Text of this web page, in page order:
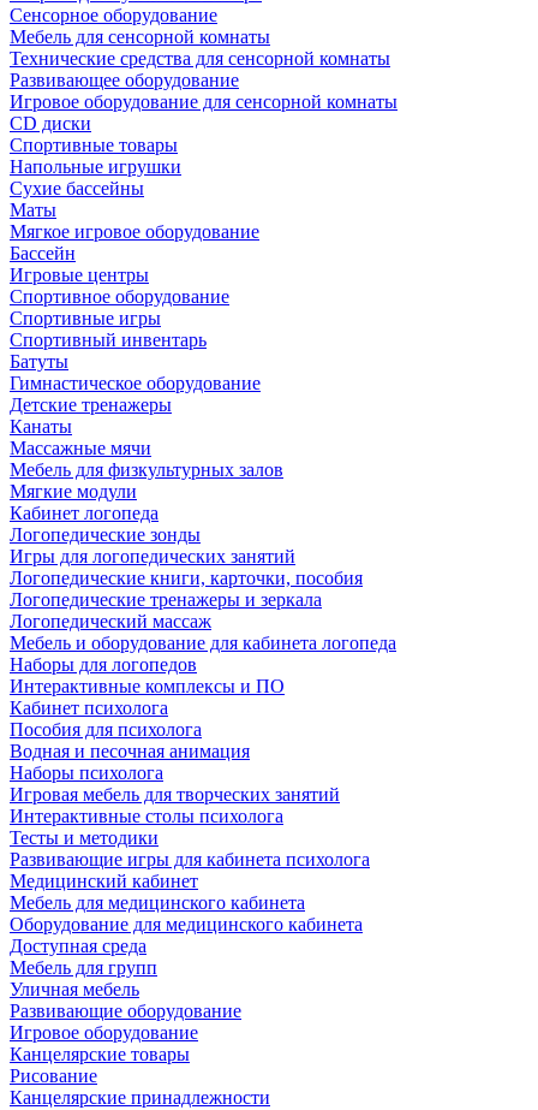
Сенсорное оборудование
Мебель для сенсорной комнаты
Технические средства для сенсорной комнаты
Развивающее оборудование
Игровое оборудование для сенсорной комнаты
CD диски
Спортивные товары
Напольные игрушки
Сухие бассейны
Маты
Мягкое игровое оборудование
Бассейн
Игровые центры
Спортивное оборудование
Спортивные игры
Спортивный инвентарь
Батуты
Гимнастическое оборудование
Детские тренажеры
Канаты
Массажные мячи
Мебель для физкультурных залов
Мягкие модули
Кабинет логопеда
Логопедические зонды
Игры для логопедических занятий
Логопедические книги, карточки, пособия
Логопедические тренажеры и зеркала
Логопедический массаж
Мебель и оборудование для кабинета логопеда
Наборы для логопедов
Интерактивные комплексы и ПО
Кабинет психолога
Пособия для психолога
Водная и песочная анимация
Наборы психолога
Игровая мебель для творческих занятий
Интерактивные столы психолога
Тесты и методики
Развивающие игры для кабинета психолога
Медицинский кабинет
Мебель для медицинского кабинета
Оборудование для медицинского кабинета
Доступная среда
Мебель для групп
Уличная мебель
Развивающие оборудование
Игровое оборудование
Канцелярские товары
Рисование
Канцелярские принадлежности